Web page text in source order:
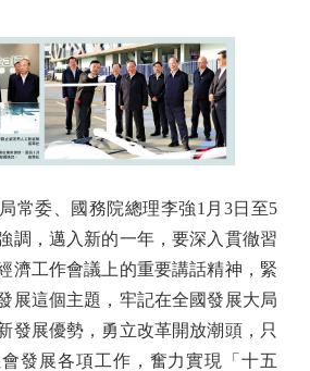
委、國務院總理李強1月3日至5
調，邁入新的一年，要深入貫徹習
濟工作會議上的重要講話精神，緊
展這個主題，牢記在全國發展大局
發展優勢，勇立改革開放潮頭，只
發展各項工作，奮力實現「十五